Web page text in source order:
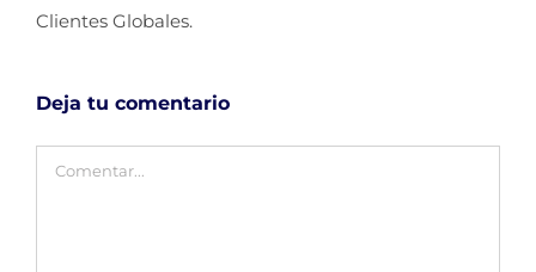
Clientes Globales.
Deja tu comentario
Comentar